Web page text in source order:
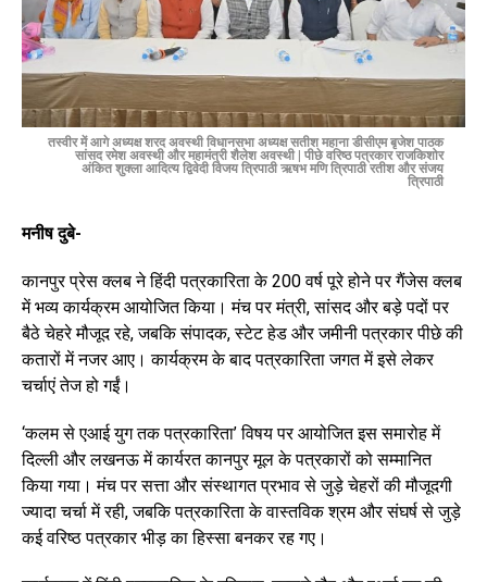
तस्वीर में आगे अध्यक्ष शरद अवस्थी विधानसभा अध्यक्ष सतीश महाना डीसीएम बृजेश पाठक
सांसद रमेश अवस्थी और महामंत्री शैलेश अवस्थी| पीछे वरिष्ठ पत्रकार राजकिशोर
अंकित शुक्ला आदित्य द्विवेदी विजय त्रिपाठी ऋषभ मणि त्रिपाठी रतीश और संजय
त्रिपाठी
मनीष दुबे-
कानपुर प्रेस क्लब ने हिंदी पत्रकारिता के 200 वर्ष पूरे होने पर गैंजेस क्लब
में भव्य कार्यक्रम आयोजित किया। मंच पर मंत्री, सांसद और बड़े पदों पर
बैठे चेहरे मौजूद रहे, जबकि संपादक, स्टेट हेड और जमीनी पत्रकार पीछे की
कतारों में नजर आए। कार्यक्रम के बाद पत्रकारिता जगत में इसे लेकर
चर्चाएं तेज हो गईं।
‘कलम से एआई युग तक पत्रकारिता’ विषय पर आयोजित इस समारोह में
दिल्ली और लखनऊ में कार्यरत कानपुर मूल के पत्रकारों को सम्मानित
किया गया। मंच पर सत्ता और संस्थागत प्रभाव से जुड़े चेहरों की मौजूदगी
ज्यादा चर्चा में रही, जबकि पत्रकारिता के वास्तविक श्रम और संघर्ष से जुड़े
कई वरिष्ठ पत्रकार भीड़ का हिस्सा बनकर रह गए।